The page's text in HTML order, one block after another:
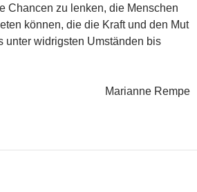
Chancen zu lenken, die Menschen
können, die die Kraft und den Mut
unter widrigsten Umständen bis
Marianne Rempe